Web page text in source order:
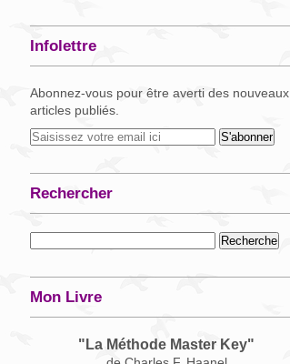
Infolettre
Abonnez-vous pour être averti des nouveaux
articles publiés.
Rechercher
Mon Livre
"La Méthode Master Key"